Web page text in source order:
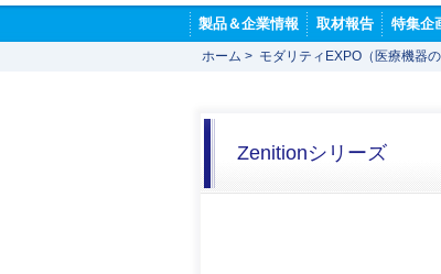
製品＆企業情報 取材報告 特集企
ホーム > モダリティEXPO（医療機器
Zenitionシリーズ